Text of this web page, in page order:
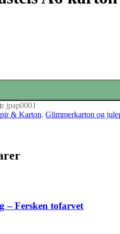
24 stk antal
jpap0001
& Karton, Glimmerkarton og
– Fersken tofarvet